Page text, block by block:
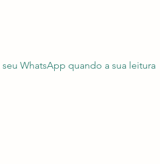
WhatsApp quando a sua leitura